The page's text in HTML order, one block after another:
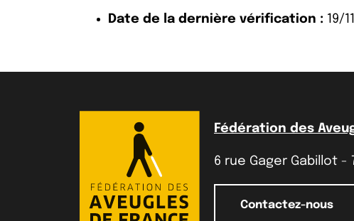
Date de la dernière vérification : 19/
Fédération des
6 rue Gager Gabillot -
Contactez-nous